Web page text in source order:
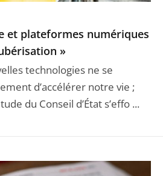
et plateformes numériques
»
technologies ne se
d’accélérer notre vie ;
du Conseil d’État s’effo ...